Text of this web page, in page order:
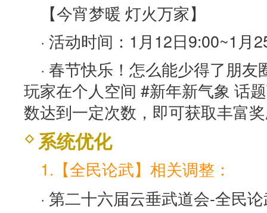
【今宵梦暖 灯火万家】
· 活动时间：1月12日9:00~1月
· 春节快乐！怎么能少得了朋
玩家在个人空间 #新年新气象 话
数达到一定次数，即可获取丰富
系统优化
1.【全民论武】相关调整：
· 第二十六届云垂武道会-全民